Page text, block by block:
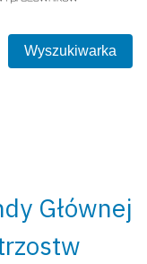
Wyszukiwarka
Głównej